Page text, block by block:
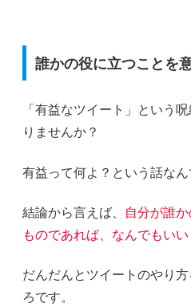
誰かの役に立つことを
「有益なツイート」という
りませんか？
有益って何よ？という話なん
結論から言えば、 自分が誰
ものであれば、なんでもいい
だんだんとツイートのやり
ろです。